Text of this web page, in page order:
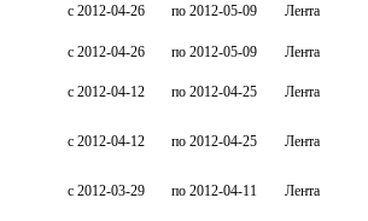
c 2012-04-26 по 2012-05-09 Лента
c 2012-04-26 по 2012-05-09
Лента
c 2012-04-12 по 2012-04-25 Лента
c 2012-04-12 по 2012-04-25 Лента
c 2012-03-29 по 2012-04-11 Лента